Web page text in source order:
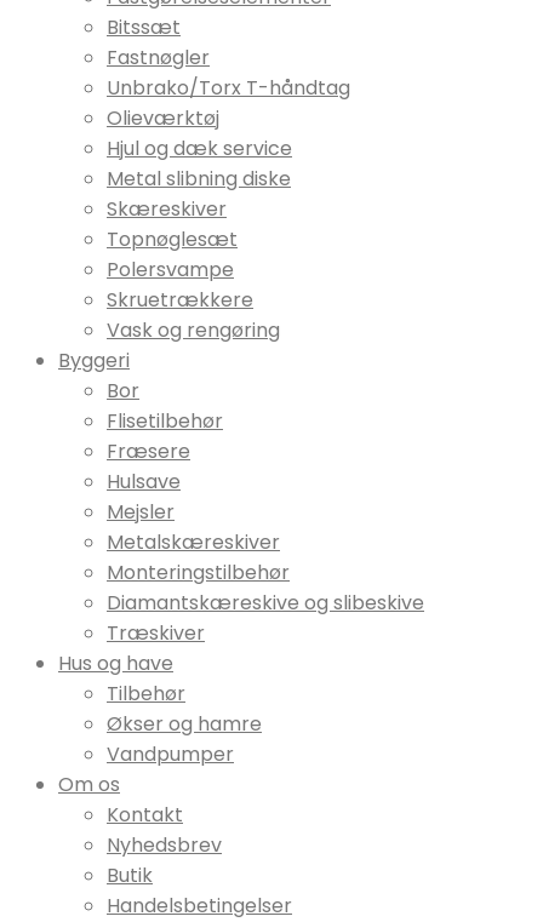
Bitssæt
Fastnøgler
Unbrako/Torx T-håndtag
Olieværktøj
Hjul og dæk service
Metal slibning diske
Skæreskiver
Topnøglesæt
Polersvampe
Skruetrækkere
Vask og rengøring
Byggeri
Bor
Flisetilbehør
Fræsere
Hulsave
Mejsler
Metalskæreskiver
Monteringstilbehør
Diamantskæreskive og slibeskive
Træskiver
Hus og have
Tilbehør
Økser og hamre
Vandpumper
Om os
Kontakt
Nyhedsbrev
Butik
Handelsbetingelser